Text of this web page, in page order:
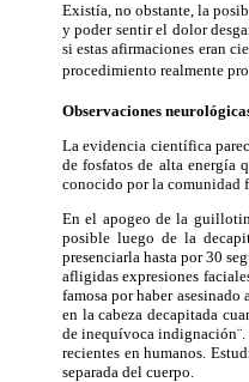
Existía, no obstante, la
y poder sentir el dolor
si estas afirmaciones eran
procedimiento realmente
Observaciones
La evidencia científica
de fosfatos de alta energía
conocido por la comunidad
En el apogeo de la
posible luego de la
presenciarla hasta por 30
afligidas expresiones
famosa por haber asesinado
en la cabeza decapitada
de inequívocaindignación¨
recientes en humanos.
separada del cuerpo.